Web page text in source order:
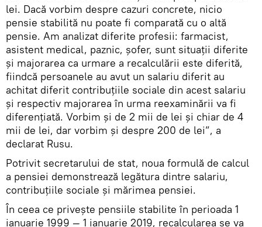
lei. Dacă vorbim despre cazuri concrete, nicio
pensie stabilită nu poate fi comparată cu o altă
pensie. Am analizat diferite profesii: farmacist,
asistent medical, paznic, șofer, sunt situații diferite
și majorarea ca urmare a recalculării este diferită,
fiindcă persoanele au avut un salariu diferit au
achitat diferit contribuțiile sociale din acest salariu
și respectiv majorarea în urma reexaminării va fi
diferențiată. Vorbim și de 2 mii de lei și chiar de 4
mii de lei, dar vorbim și despre 200 de lei”, a
declarat Rusu.
Potrivit secretarului de stat, noua formulă de calcul
a pensiei demonstrează legătura dintre salariu,
contribuțiile sociale și mărimea pensiei.
În ceea ce privește pensiile stabilite în perioada 1
ianuarie 1999 — 1 ianuarie 2019, recalcularea se va